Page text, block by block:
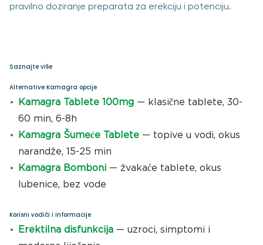
pravilno doziranje preparata za erekciju i potenciju.
Saznajte više
Alternative Kamagra opcije
Kamagra Tablete 100mg — klasične tablete, 30-
60 min, 6-8h
Kamagra Šumeće Tablete — topive u vodi, okus
narandže, 15-25 min
Kamagra Bomboni — žvakaće tablete, okus
lubenice, bez vode
Korisni vodiči i informacije
Erektilna disfunkcija — uzroci, simptomi i